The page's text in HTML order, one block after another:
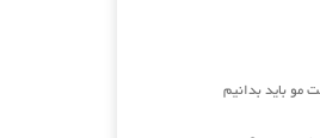
مو باید بدانیم